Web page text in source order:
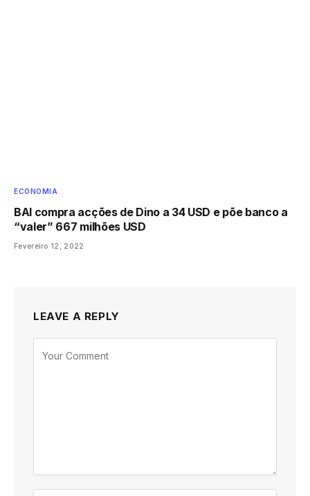
ECONOMIA
BAI compra acções de Dino a 34 USD e põe banco a
“valer” 667 milhões USD
Fevereiro 12, 2022
LEAVE A REPLY